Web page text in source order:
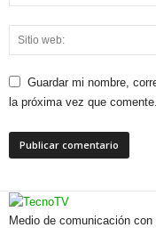
Guardar mi nombre,
la próxima vez que comente.
Medio de comunicación